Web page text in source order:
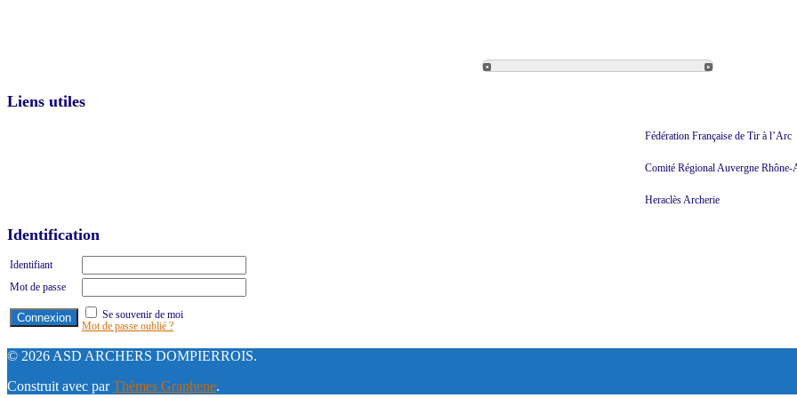
Liens utiles
Fédération Française de Tir à l’Arc
Comité Régional Auvergne Rhône-
Heraclès Archerie
Identification
Identifiant
Mot de passe
Se souvenir de moi
Mot de passe oublié ?
© 2026 ASD ARCHERS DOMPIERROIS.
Construit avec parThèmes Graphene.